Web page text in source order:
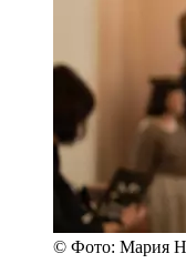
© Фото: Мария